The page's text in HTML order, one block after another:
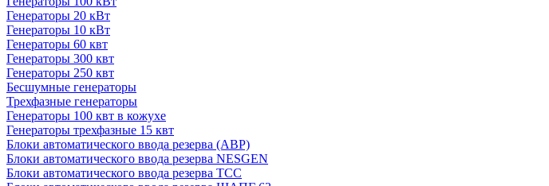
Генераторы 20 кВт
Генераторы 10 кВт
Генераторы 60 квт
Генераторы 300 квт
Генераторы 250 квт
Бесшумные генераторы
Трехфазные генераторы
Генераторы 100 квт в кожухе
Генераторы трехфазные 15 квт
Блоки автоматического ввода резерва (АВР)
Блоки автоматического ввода резерва NESGEN
Блоки автоматического ввода резерва ТСС